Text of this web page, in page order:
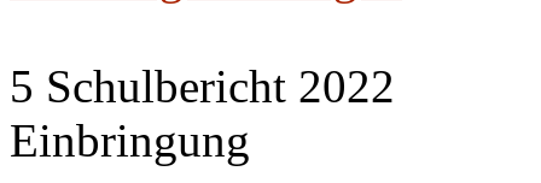
5 Schulbericht 2022
Einbringung